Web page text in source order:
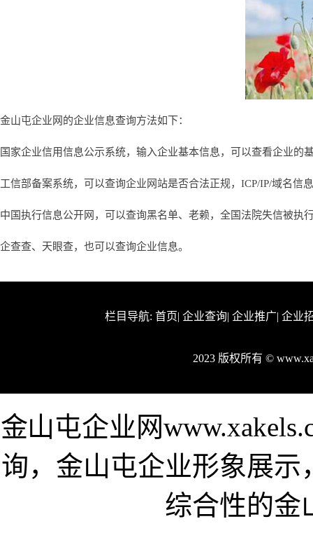
金山屯企业网的企业信息查询方法如下：
国家企业信用信息公示系统，输入企业基本信息，可以查看企业的
工信部备案系统，可以查询企业网站是否合法正规，ICP/IP/域名信
中国执行信息公开网，可以查询黑名单、老赖，全国法院失信被执
企查查、天眼查，也可以查询企业信息。
栏目导航: 首页| 企业查询| 企业推广| 企业
2023 版权所有 ©
金山屯企业网
询，金山屯企业形象展
综合性的金